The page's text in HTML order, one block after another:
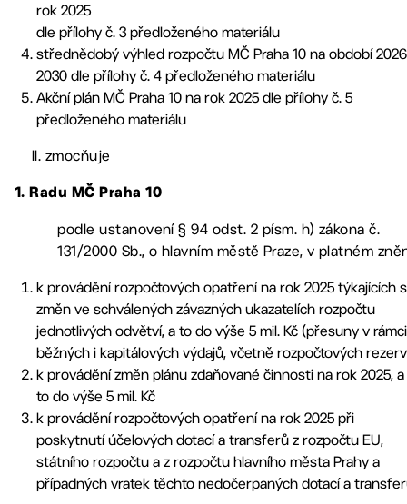
rok 2025
dle přílohy č. 3 předloženého materiálu
střednědobý výhled rozpočtu MČ Praha 10 na období
2030 dle přílohy č. 4 předloženého materiálu
Akční plán MČ Praha 10 na rok 2025 dle přílohy č. 5
předloženého materiálu
II. zmocňuje
1. Radu MČ Praha 10
podle ustanovení § 94 odst. 2 písm. h) zákona č.
131/2000 Sb., o hlavním městě Praze, v platném
k provádění rozpočtových opatření na rok 2025 týkajících
změn ve schválených závazných ukazatelích rozpočtu
jednotlivých odvětví, a to do výše 5 mil. Kč (přesuny v rámci
běžných i kapitálových výdajů, včetně rozpočtových
k provádění změn plánu zdaňované činnosti na rok 2025, a
to do výše 5 mil. Kč
k provádění rozpočtových opatření na rok 2025 při
poskytnutí účelových dotací a transferů z rozpočtu EU,
státního rozpočtu a z rozpočtu hlavního města Prahy a
případných vratek těchto nedočerpaných dotací a